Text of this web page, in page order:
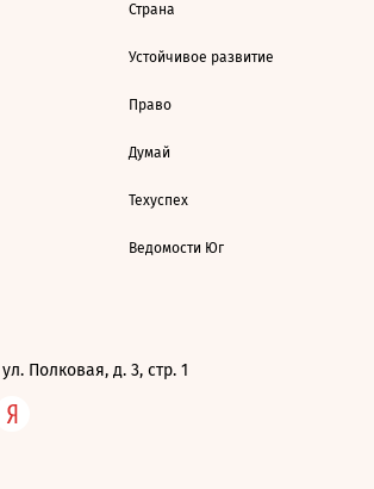
Страна
Устойчивое развитие
Право
Думай
Техуспех
Ведомости Юг
Полковая, д. 3, стр. 1